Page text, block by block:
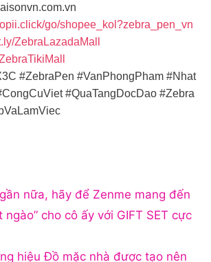
go/shopee_kol?zebra_pen_vn
ZebraLazadaMall
#ZebraPen #VanPhongPham #Nhat
#QuaTangDocDao #Zebra
nữa, hãy để Zenme mang đến
ngào” cho cô ấy với GIFT SET cực
hiệu Đồ mặc nhà được tạo nên